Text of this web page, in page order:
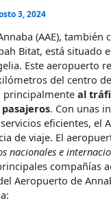
3, 2024
(AAE), también
Bitat, está situado
Este aeropuerto
del centro
principalmenteal
. Con unas
eficientes, el
de viaje. El
nacionales e
compañías
Aeropuerto de